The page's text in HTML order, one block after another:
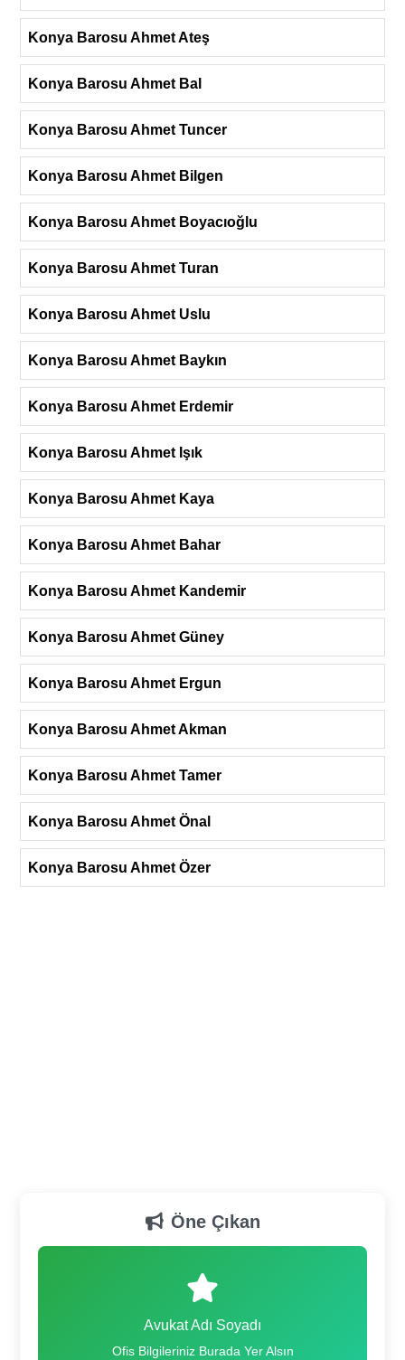
Konya Barosu Ahmet Ateş
Konya Barosu Ahmet Bal
Konya Barosu Ahmet Tuncer
Konya Barosu Ahmet Bilgen
Konya Barosu Ahmet Boyacıoğlu
Konya Barosu Ahmet Turan
Konya Barosu Ahmet Uslu
Konya Barosu Ahmet Baykın
Konya Barosu Ahmet Erdemir
Konya Barosu Ahmet Işık
Konya Barosu Ahmet Kaya
Konya Barosu Ahmet Bahar
Konya Barosu Ahmet Kandemir
Konya Barosu Ahmet Güney
Konya Barosu Ahmet Ergun
Konya Barosu Ahmet Akman
Konya Barosu Ahmet Tamer
Konya Barosu Ahmet Önal
Konya Barosu Ahmet Özer
Öne Çıkan
Avukat Adı Soyadı
Ofis Bilgileriniz Burada Yer Alsın